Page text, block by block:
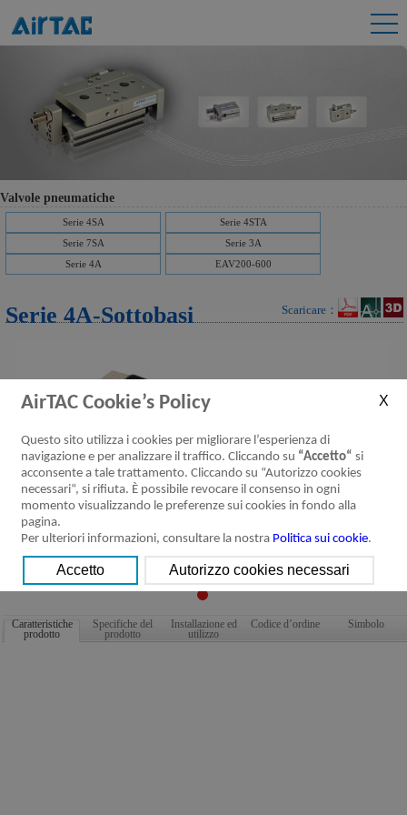
Valvole pneumatiche
Serie 4SA
Serie 4STA
Serie 7SA
Serie 3A
Serie 4A
EAV200-600
Serie 4A-Sottobasi Scaricare：
Caratteristiche
prodotto
Specifiche del
prodotto
Installazione ed
utilizzo
Codice d’ordine Simbolo
AirTAC Cookie’s Policy
Questo sito utilizza i cookies per migliorare l’esperienza di
navigazione e per analizzare il traffico. Cliccando su “Accetto“ si
acconsente a tale trattamento. Cliccando su “Autorizzo cookies
necessari“, si rifiuta. È possibile revocare il consenso in ogni
momento visualizzando le preferenze sui cookies in fondo alla
pagina.
Per ulteriori informazioni, consultare la nostra Politica sui cookie.